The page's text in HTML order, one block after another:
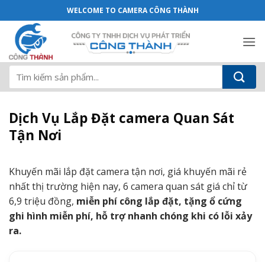
qua
dung
Dịch Vụ Lắp Đặt camera Quan Sát Tận
WELCOME TO CAMERA CÔNG THÀNH
Tìm
kiếm:
Dịch Vụ Lắp Đặt camera Quan Sát
Tận Nơi
Khuyến mãi lắp đặt camera tận nơi, giá khuyến mãi rẻ
nhất thị trường hiện nay, 6 camera quan sát giá chỉ từ
6,9 triệu đồng, miễn phí công lắp đặt, tặng ổ cứng
ghi hình miễn phí, hỗ trợ nhanh chóng khi có lỗi xảy
ra.